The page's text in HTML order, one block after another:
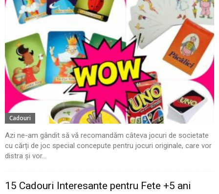
Cadouri
Azi ne-am gândit să vă recomandăm câteva jocuri de societate
cu cărți de joc special concepute pentru jocuri originale, care vor
distra și vor...
15 Cadouri Interesante pentru Fete +5 ani